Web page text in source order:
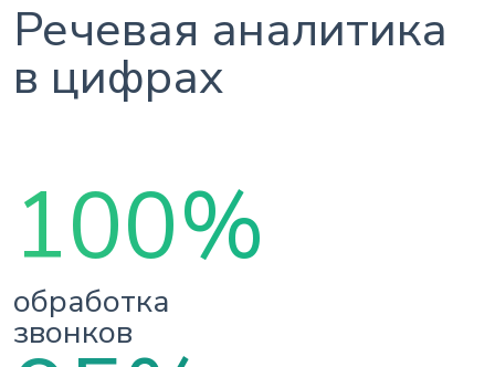
Речевая аналитика
в цифрах
100%
обработка
звонков